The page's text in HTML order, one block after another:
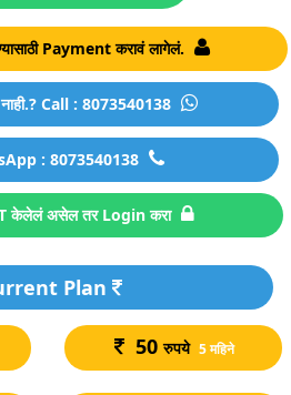
Payment करावं लागेलं.
नाही.? Call : 8073540138
: 8073540138
केलेलं असेल तर Login करा
Plan
50 रुपये 5 महिने